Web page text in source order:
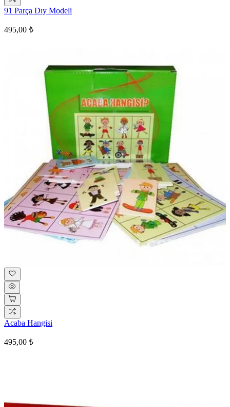
91 Parça Dıy Modeli
495,00 ₺
Acaba Hangisi
495,00 ₺